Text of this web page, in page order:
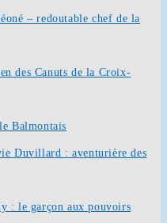
– redoutable chef de la
des Canuts de la Croix-
Balmontais
Duvillard : aventurière des
: le garçon aux pouvoirs